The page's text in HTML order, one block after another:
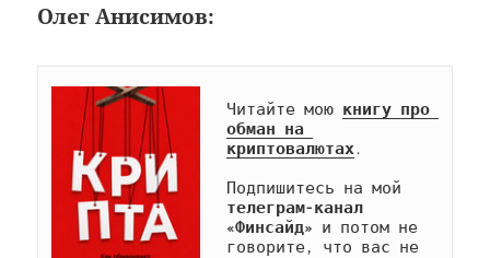
Олег Анисимов:
Читайте мою книгу про
обман на
криптовалютах .
телеграм-канал
«Финсайд» и потом не
говорите, что вас не